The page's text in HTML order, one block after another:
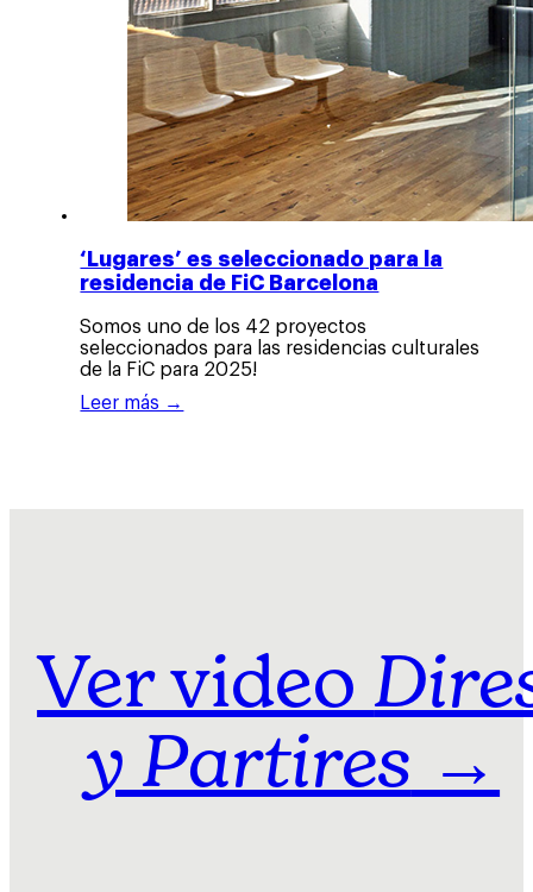
‘Lugares’ es seleccionado para la
residencia de FiC Barcelona
Somos uno de los 42 proyectos
seleccionados para las residencias culturales
de la FiC para 2025!
Leer más →
Ver video
y Partires →